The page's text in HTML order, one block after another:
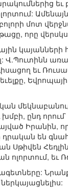
մոտ
որը
եւ
ընդ
Իրանին,
են
եւ